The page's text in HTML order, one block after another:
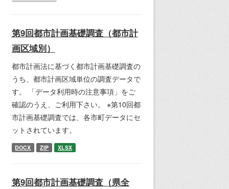
第9回都市計画基礎調査（都市計
画区域別）
都市計画法に基づく都市計画基礎調査の
うち、都市計画区域単位の調査データで
す。 「データ利用時の注意事項」をご
確認のうえ、ご利用下さい。 ※第10回都
市計画基礎調査では、各市町データにセ
ットされています。
DOCX ZIP XLSX
第9回都市計画基礎調査（県全